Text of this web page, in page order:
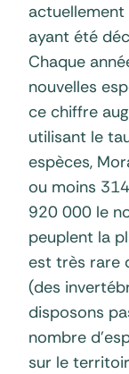
ayant été
Chaque
nouvelles
ce chiffre
utilisant le
espèces,
ou moins
920 000 le
peuplent la
est très rare
(des
disposons
nombre
sur le